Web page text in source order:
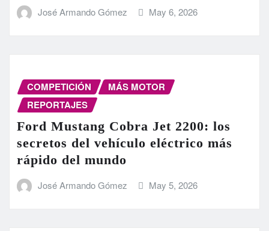
José Armando Gómez May 6, 2026
COMPETICIÓN
MÁS MOTOR
REPORTAJES
Ford Mustang Cobra Jet 2200: los
secretos del vehículo eléctrico más
rápido del mundo
José Armando Gómez May 5, 2026